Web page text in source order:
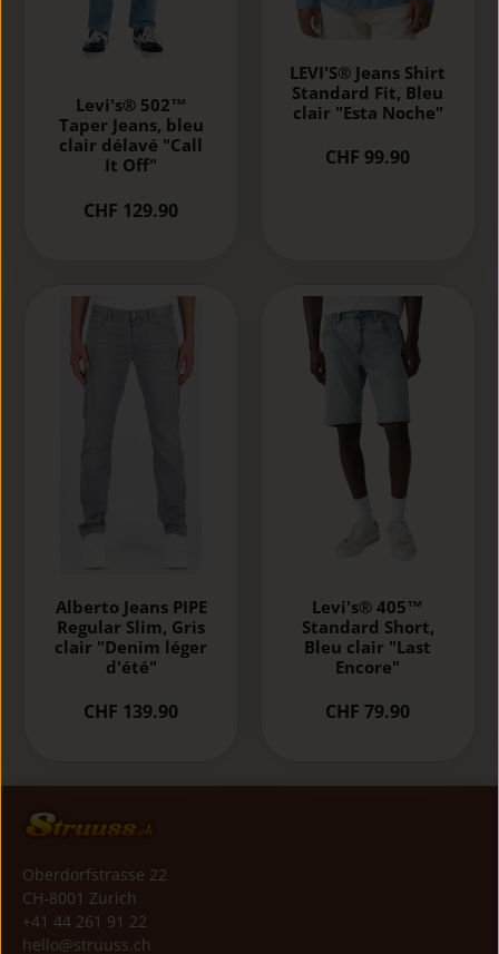
Levi's® 502™
Taper Jeans, bleu
clair délavé "Call
It Off"
CHF 129.90
LEVI'S® Jeans Shirt
Standard Fit, Bleu
clair "Esta Noche"
CHF 99.90
Alberto Jeans PIPE
Regular Slim, Gris
clair "Denim léger
d'été"
CHF 139.90
Levi's® 405™
Standard Short,
Bleu clair "Last
Encore"
CHF 79.90
Oberdorfstrasse 22
CH-8001 Zurich
+41 44 261 91 22
hello@struuss.ch